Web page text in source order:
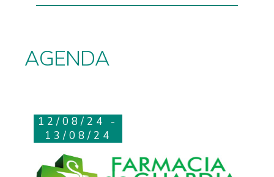
AGENDA
12/08/24 -
13/08/24